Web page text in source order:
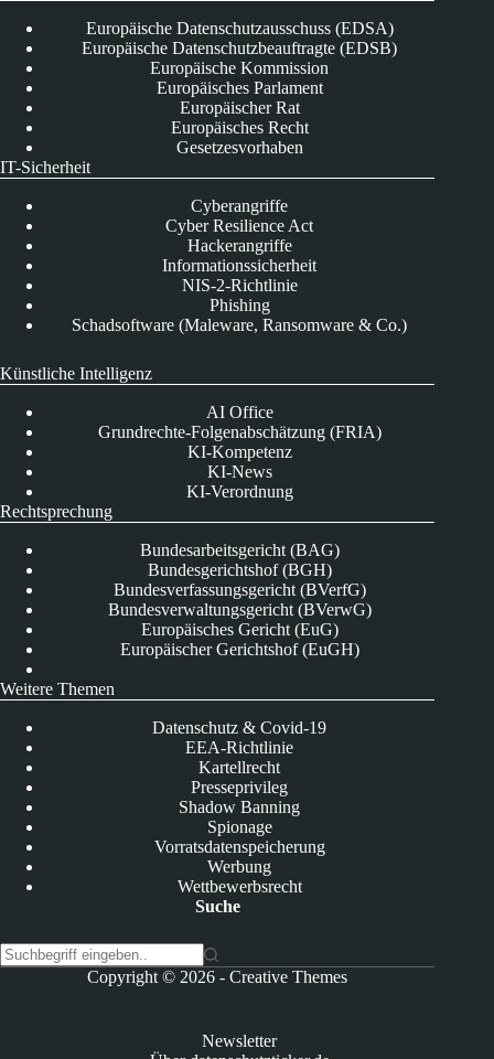
Europäische Datenschutzausschuss (EDSA)
Europäische Datenschutzbeauftragte (EDSB)
Europäische Kommission
Europäisches Parlament
Europäischer Rat
Europäisches Recht
Gesetzesvorhaben
IT-Sicherheit
Cyberangriffe
Cyber Resilience Act
Hackerangriffe
Informationssicherheit
NIS-2-Richtlinie
Phishing
Schadsoftware (Maleware, Ransomware & Co.)
Künstliche Intelligenz
AI Office
Grundrechte-Folgenabschätzung (FRIA)
KI-Kompetenz
KI-News
KI-Verordnung
Rechtsprechung
Bundesarbeitsgericht (BAG)
Bundesgerichtshof (BGH)
Bundesverfassungsgericht (BVerfG)
Bundesverwaltungsgericht (BVerwG)
Europäisches Gericht (EuG)
Europäischer Gerichtshof (EuGH)
Weitere Themen
Datenschutz & Covid-19
EEA-Richtlinie
Kartellrecht
Presseprivileg
Shadow Banning
Spionage
Vorratsdatenspeicherung
Werbung
Wettbewerbsrecht
Suche
Copyright © 2026 -Creative Themes
Newsletter